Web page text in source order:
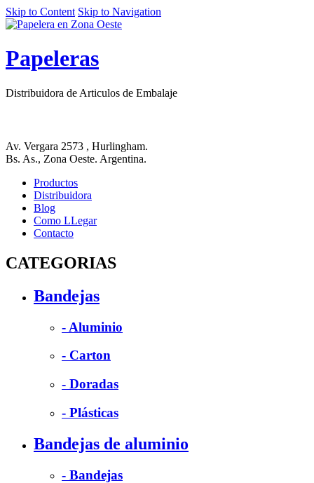
Skip to Content Skip to Navigation
Papeleras
Distribuidora de Articulos de Embalaje
Av. Vergara 2573 , Hurlingham.
Bs. As., Zona Oeste. Argentina.
Productos
Distribuidora
Blog
Como LLegar
Contacto
CATEGORIAS
Bandejas
- Aluminio
- Carton
- Doradas
- Plásticas
Bandejas de aluminio
- Bandejas